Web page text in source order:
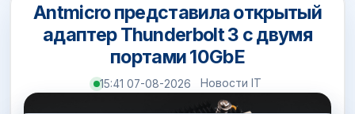
Antmicro представила открытый
адаптер Thunderbolt 3 с двумя
портами 10GbE
15:41 07-08-2026 Новости IT